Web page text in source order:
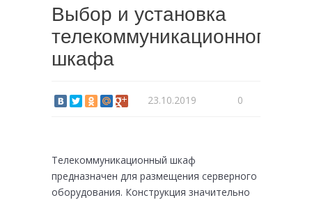
Выбор и установка
телекоммуникационного
шкафа
23.10.2019 0
Телекоммуникационный шкаф
предназначен для размещения серверного
оборудования. Конструкция значительно